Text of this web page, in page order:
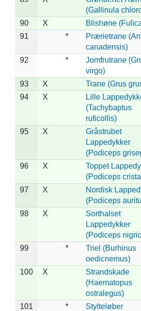
(Gallinula
90 X Blishøne
91
*
Prærietrane
canadensis)
92 *
Jomfrutrane
virgo)
93 X Trane (Grus
94
X
Lille
(Tachybaptus
ruficollis)
95 X
Gråstrubet
Lappedykker
(Podiceps
96 X
Toppet
(Podiceps
97 X
Nordisk
(Podiceps
98 X
Sorthalset
Lappedykker
(Podiceps
99 *
Triel (Burhinus
oedicnemus)
100 X
Strandskade
(Haematopus
ostralegus)
101 *
Stylteløber